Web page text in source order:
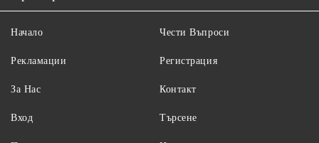
Начало
Рекламации
За Нас
Вход
Чести Въпроси
Регистрация
Контакт
Търсене